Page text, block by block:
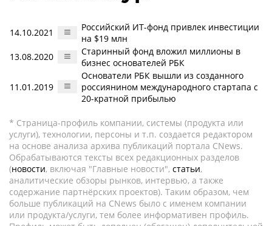
14.10.2021
Российский ИТ-фонд привлек инвестиции
на $19 млн
13.08.2020
Старинный фонд вложил миллионы в
бизнес основателей РБК
11.01.2019
Основатели РБК вышли из созданного
россиянином международного стартапа с
20-кратной прибылью
* Страница-профиль компании, системы (продукта или
услуги), технологии, персоны и т.п. создается редактором
на основе анализа архива публикаций портала CNews.
Обрабатываются тексты всех редакционных разделов
(новости, включая "Главные новости", статьи,
аналитические обзоры рынков, интервью, а также
содержание партнёрских проектов). Таким образом, чем
больше публикаций на CNews было с именем компании
или продукта/услуги, тем более информативен профиль.